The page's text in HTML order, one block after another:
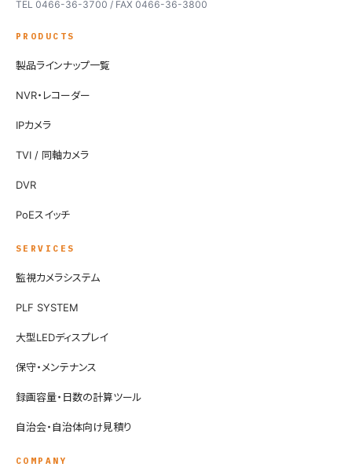
TEL 0466-36-3700 / FAX 0466-36-3800
PRODUCTS
製品ラインナップ一覧
NVR・レコーダー
IPカメラ
TVI / 同軸カメラ
DVR
PoEスイッチ
SERVICES
監視カメラシステム
PLF SYSTEM
大型LEDディスプレイ
保守・メンテナンス
録画容量・日数の計算ツール
自治会・自治体向け見積り
COMPANY